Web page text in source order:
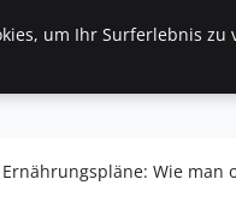
Startseite
Ernährungspläne: Wie man
um Ihr Surferlebnis